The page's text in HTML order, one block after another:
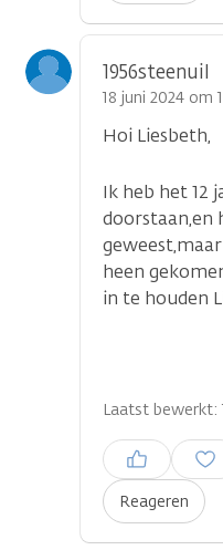
1956steenuil
18 juni 2024 om
Hoi Liesbeth,
Ik heb het 12
doorstaan,en
heen
in te houden
Laatst bewerkt:
Reageren
Inloggen om
plaatsen